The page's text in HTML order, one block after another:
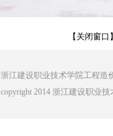
【关闭窗口
浙江建设职业技术学院工程造
copyright 2014 浙江建设职业